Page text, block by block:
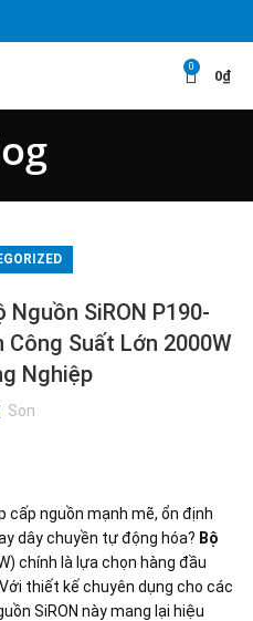
0
0₫
SiRON P190-
Công Suất Lớn 2000W
Nghiệp
Son
cấp nguồn mạnh mẽ, ổn định
dây chuyền tự động hóa? Bộ
chính là lựa chọn hàng đầu
Với thiết kế chuyên dụng cho các
SiRON này mang lại hiệu